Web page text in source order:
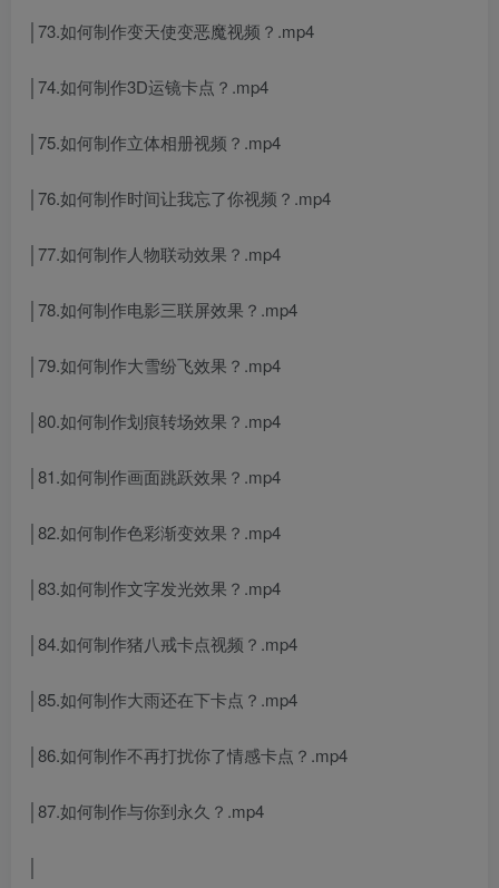
│73.如何制作变天使变恶魔视频？.mp4
│74.如何制作3D运镜卡点？.mp4
│75.如何制作立体相册视频？.mp4
│76.如何制作时间让我忘了你视频？.mp4
│77.如何制作人物联动效果？.mp4
│78.如何制作电影三联屏效果？.mp4
│79.如何制作大雪纷飞效果？.mp4
│80.如何制作划痕转场效果？.mp4
│81.如何制作画面跳跃效果？.mp4
│82.如何制作色彩渐变效果？.mp4
│83.如何制作文字发光效果？.mp4
│84.如何制作猪八戒卡点视频？.mp4
│85.如何制作大雨还在下卡点？.mp4
│86.如何制作不再打扰你了情感卡点？.mp4
│87.如何制作与你到永久？.mp4